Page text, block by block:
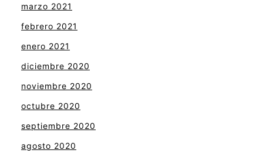
marzo 2021
febrero 2021
enero 2021
diciembre 2020
noviembre 2020
octubre 2020
septiembre 2020
agosto 2020